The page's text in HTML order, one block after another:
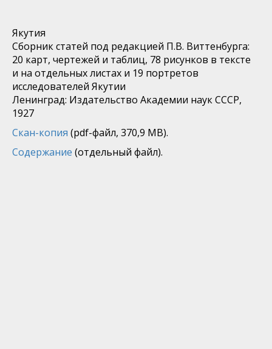
Якутия
Сборник статей под редакцией П.В. Виттенбурга:
20 карт, чертежей и таблиц, 78 рисунков в тексте
и на отдельных листах и 19 портретов
исследователей Якутии
Ленинград: Издательство Академии наук СССР,
1927
Скан-копия (pdf-файл, 370,9 MB).
Содержание (отдельный файл).